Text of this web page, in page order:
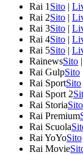
Rai 1 Sito |
Rai 2Sito |
Rai 3Sito |
Rai 4Sito |
Rai 5Sito |
RainewsSito |
Rai GulpSito
Rai SportSito
Rai Sport 2
Rai StoriaSito
Rai Premium
Rai Scuola
Rai YoYoSito
Rai Movie